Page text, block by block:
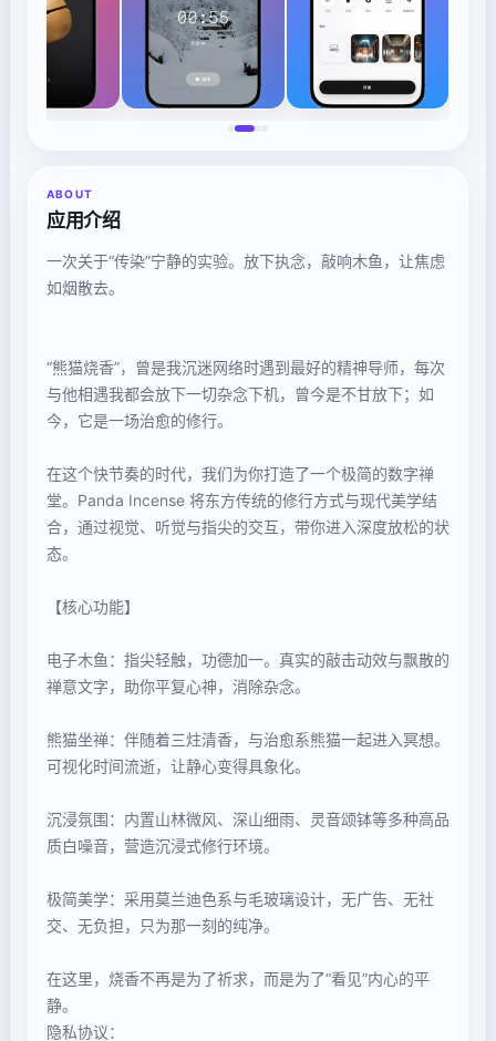
ABOUT
应用介绍
一次关于“传染”宁静的实验。放下执念，敲响木鱼，让焦虑
如烟散去。
“熊猫烧香”，曾是我沉迷网络时遇到最好的精神导师，每次
与他相遇我都会放下一切杂念下机，曾今是不甘放下；如
今，它是一场治愈的修行。
在这个快节奏的时代，我们为你打造了一个极简的数字禅
堂。Panda Incense 将东方传统的修行方式与现代美学结
合，通过视觉、听觉与指尖的交互，带你进入深度放松的状
态。
【核心功能】
电子木鱼：指尖轻触，功德加一。真实的敲击动效与飘散的
禅意文字，助你平复心神，消除杂念。
熊猫坐禅：伴随着三炷清香，与治愈系熊猫一起进入冥想。
可视化时间流逝，让静心变得具象化。
沉浸氛围：内置山林微风、深山细雨、灵音颂钵等多种高品
质白噪音，营造沉浸式修行环境。
极简美学：采用莫兰迪色系与毛玻璃设计，无广告、无社
交、无负担，只为那一刻的纯净。
在这里，烧香不再是为了祈求，而是为了“看见”内心的平
静。
隐私协议：